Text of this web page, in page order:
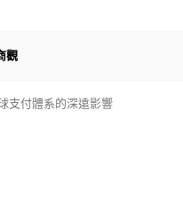
觀
支付體系的深遠影響